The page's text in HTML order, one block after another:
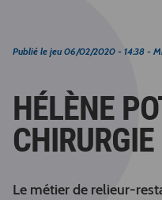
Publié le jeu 06/02/2020 - 14:38 -
HÉLÈNE
Le métier de relieur-